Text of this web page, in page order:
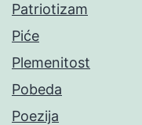
Patriotizam
Piće
Plemenitost
Pobeda
Poezija